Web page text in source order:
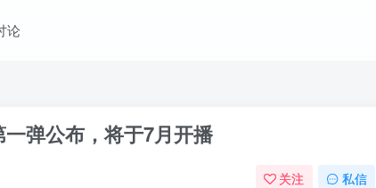
论
一弹公布，将于7月开播
关注 私信